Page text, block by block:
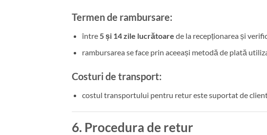
Termen de rambursare:
între 5 și 14 zile lucrătoare de la recepționarea și
rambursarea se face prin aceeași metodă de plată
Costuri de transport:
costul transportului pentru retur este suportat de
6. Procedura de retur